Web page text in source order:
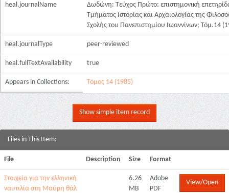
heal.journalName
Δωδώνη: Τεύχος Πρώτο: επιστημονική
Τμήματος Ιστορίας και Αρχαιολογίας της
Σχολής του Πανεπιστημίου Ιωαννίνων; Τόμ.14
heal.journalType peer-reviewed
heal.fullTextAvailability true
Appears in Collections: Τόμος 14 (1985)
Show simple item record
Files in This Item:
File Description Size Format
Στοιχεία για την ελληνική
ναυτιλία στη Μαύρη θάλ
6.26
MB
Adobe
PDF
View/Open